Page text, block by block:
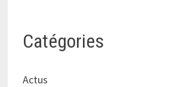
Catégories
Actus